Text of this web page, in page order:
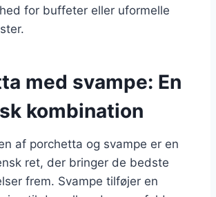
for buffeter eller uformelle
med svampe: En
kombination
af porchetta og svampe er en
ret, der bringer de bedste
frem. Svampe tilføjer en